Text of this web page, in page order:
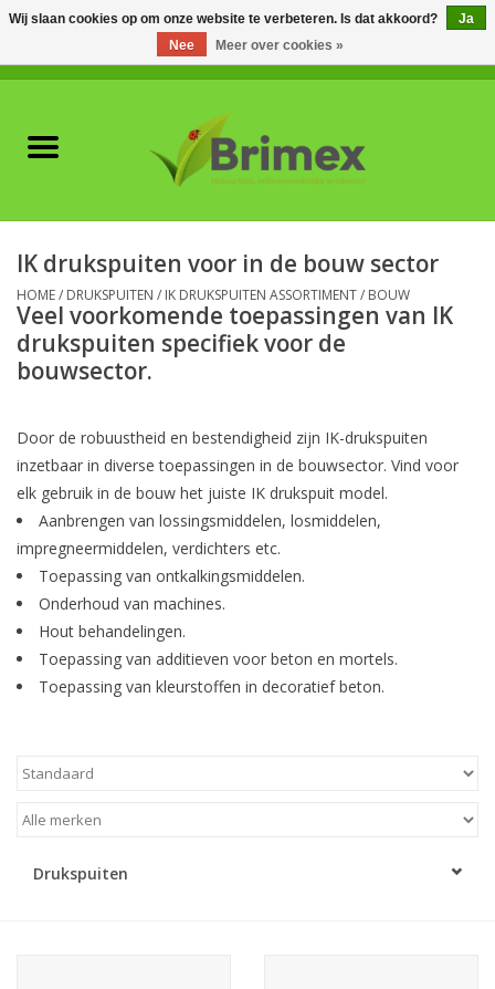
Plagen & Ziekten
Wildwering
Bodemverbeteraars
Monitoring
Bestuiving
Brimex kaarten
Vallen
Onkruid & Reiniging
Zaden
IK drukspuiten voor in de bouw sector
HOME/ DRUKSPUITEN / IK DRUKSPUITEN ASSORTIMENT/ BOUW
Veel voorkomende toepassingen van IK
drukspuiten specifiek voor de
bouwsector.
Door de robuustheid en bestendigheid zijn IK-drukspuiten
inzetbaar in diverse toepassingen in de bouwsector. Vind voor
elk gebruik in de bouw het juiste IK drukspuit model.
Aanbrengen van lossingsmiddelen, losmiddelen,
impregneermiddelen, verdichters etc.
Toepassing van ontkalkingsmiddelen.
Onderhoud van machines.
Hout behandelingen.
Toepassing van additieven voor beton en mortels.
Toepassing van kleurstoffen in decoratief beton.
Drukspuiten
Wij slaan cookies op om onze website te verbeteren. Is dat akkoord?
Ja
Nee
Meer over cookies »